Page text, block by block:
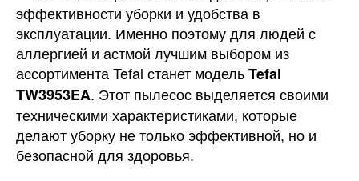
эффективности уборки и удобства в
эксплуатации. Именно поэтому для людей с
аллергией и астмой лучшим выбором из
ассортимента Tefal станет модельTefal
TW3953EA. Этот пылесос выделяется своими
техническими характеристиками, которые
делают уборку не только эффективной, но и
безопасной для здоровья.